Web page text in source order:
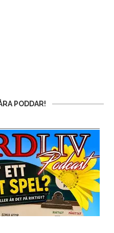
PODDAR!